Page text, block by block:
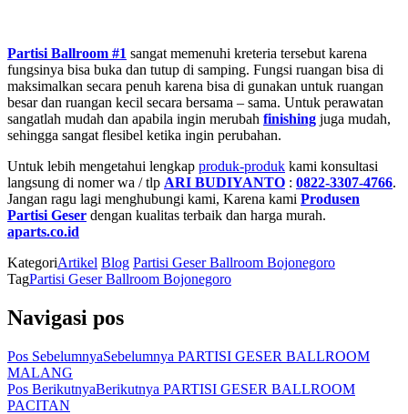
Partisi Ballroom #1 sangat memenuhi kreteria tersebut karena
fungsinya bisa buka dan tutup di samping. Fungsi ruangan bisa di
maksimalkan secara penuh karena bisa di gunakan untuk ruangan
besar dan ruangan kecil secara bersama – sama. Untuk perawatan
sangatlah mudah dan apabila ingin merubah finishing juga mudah,
sehingga sangat flesibel ketika ingin perubahan.
Untuk lebih mengetahui lengkap produk-produk kami konsultasi
langsung di nomer wa / tlp ARI BUDIYANTO : 0822-3307-4766.
Jangan ragu lagi menghubungi kami, Karena kami Produsen
Partisi Geser dengan kualitas terbaik dan harga murah.
aparts.co.id
KategoriArtikel Blog Partisi Geser Ballroom Bojonegoro
TagPartisi Geser Ballroom Bojonegoro
Navigasi pos
Pos SebelumnyaSebelumnya PARTISI GESER BALLROOM
MALANG
Pos BerikutnyaBerikutnya PARTISI GESER BALLROOM
PACITAN